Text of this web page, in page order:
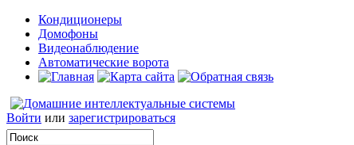
Кондиционеры
Домофоны
Видеонаблюдение
Автоматические ворота
Войти или зарегистрироваться